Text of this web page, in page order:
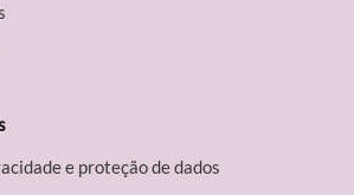
e proteção de dados